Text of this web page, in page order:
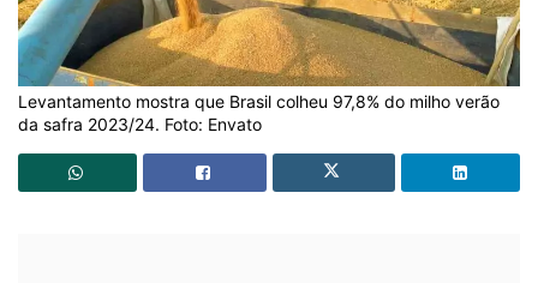
Levantamento mostra que Brasil colheu 97,8% do milho verão
da safra 2023/24. Foto: Envato